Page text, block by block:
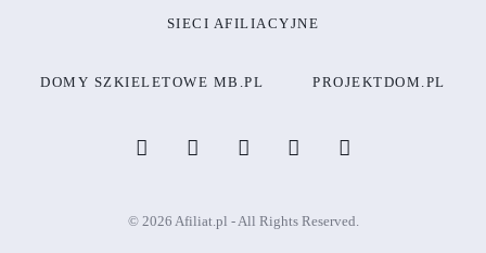
SIECI AFILIACYJNE
DOMY SZKIELETOWE MB.PL PROJEKTDOM.PL
© 2026 Afiliat.pl - All Rights Reserved.